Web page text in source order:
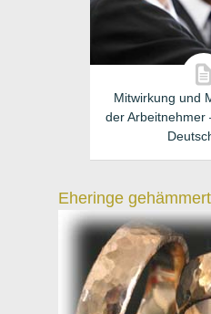
Mitwirkung und
der Arbeitnehmer
Eheringe